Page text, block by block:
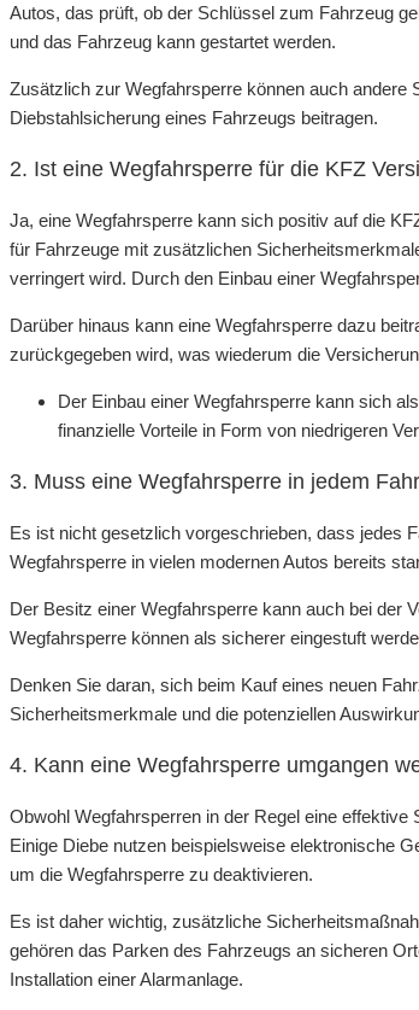
Autos, das prüft, ob der Schlüssel zum Fahrzeug
und das Fahrzeug kann gestartet werden.
Zusätzlich zur Wegfahrsperre können auch
Diebstahlsicherung eines Fahrzeugs beitragen.
2. Ist eine Wegfahrsperre für die KFZ
Ja, eine Wegfahrsperre kann sich positiv auf die
für Fahrzeuge mit zusätzlichen
verringert wird. Durch den Einbau einer
Darüber hinaus kann eine Wegfahrsperre dazu
zurückgegeben wird, was wiederum die
Der Einbau einer Wegfahrsperre kann sich
finanzielle Vorteile in Form von niedrigeren
3. Muss eine Wegfahrsperre in jedem
Es ist nicht gesetzlich vorgeschrieben, dass jedes
Wegfahrsperre in vielen modernen Autos bereits
Der Besitz einer Wegfahrsperre kann auch bei der
Wegfahrsperre können als sicherer eingestuft
Denken Sie daran, sich beim Kauf eines neuen
Sicherheitsmerkmale und die potenziellen
4. Kann eine Wegfahrsperre umgangen
Obwohl Wegfahrsperren in der Regel eine
Einige Diebe nutzen beispielsweise elektronische
um die Wegfahrsperre zu deaktivieren.
Es ist daher wichtig, zusätzliche
gehören das Parken des Fahrzeugs an sicheren
Installation einer Alarmanlage.